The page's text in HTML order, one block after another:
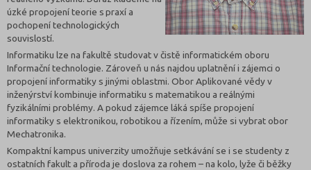
úzké propojení teorie s praxí a
pochopení technologických
souvislostí.
Informatiku lze na fakultě studovat v čistě informatickém oboru
Informační technologie. Zároveň u nás najdou uplatnění i zájemci o
propojení informatiky s jinými oblastmi. Obor Aplikované vědy v
inženýrství kombinuje informatiku s matematikou a reálnými
fyzikálními problémy. A pokud zájemce láká spíše propojení
informatiky s elektronikou, robotikou a řízením, může si vybrat obor
Mechatronika.
Kompaktní kampus univerzity umožňuje setkávání se i se studenty z
ostatních fakult a příroda je doslova za rohem – na kolo, lyže či běžky